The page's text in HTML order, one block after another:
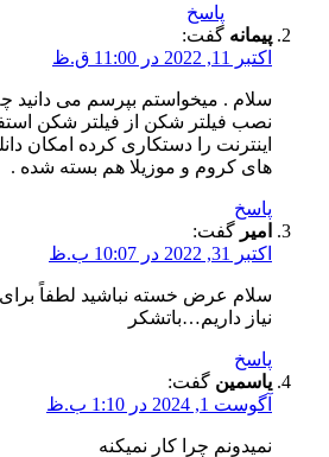
پاسخ
پیمانه گفت:
اکتبر 11, 2022 در 11:00 ق.ظ
سلام . میخواستم بپرسم می
نصب فیلتر شکن از فیلتر شکن
های کروم و موزیلا هم بسته شده .
پاسخ
امیر گفت:
اکتبر 31, 2022 در 10:07 ب.ظ
سلام عرض خسته نباشید لطفاً برای
نیاز داریم…باتشکر
پاسخ
یاسمین گفت:
آگوست 1, 2024 در 1:10 ب.ظ
نمیدونم چرا کار نمیکنه